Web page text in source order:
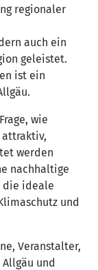
regionaler
auch ein
geleistet.
ist ein
wie
werden
nachhaltige
die ideale
und
Veranstalter,
und